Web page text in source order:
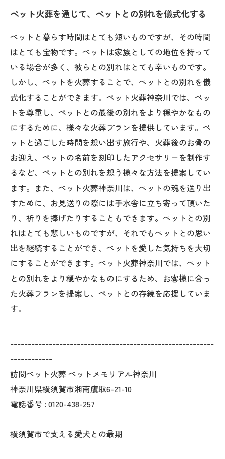
ペット火葬を通じて、ペットとの別れを儀式化する
ペットと暮らす時間はとても短いものですが、その時間
はとても宝物です。ペットは家族としての地位を持って
いる場合が多く、彼らとの別れはとても辛いものです。
しかし、ペットを火葬することで、ペットとの別れを儀
式化することができます。ペット火葬神奈川では、ペッ
トを尊重し、ペットとの最後の別れをより穏やかなもの
にするために、様々な火葬プランを提供しています。ペ
ットと過ごした時間を想い出す旅行や、火葬後のお骨の
お迎え、ペットの名前を刻印したアクセサリーを制作す
るなど、ペットとの別れを想う様々な方法を提案してい
ます。また、ペット火葬神奈川は、ペットの魂を送り出
すために、お見送りの際には手水舎に立ち寄って頂いた
り、祈りを捧げたりすることもできます。ペットとの別
れはとても悲しいものですが、それでもペットとの思い
出を継続することができ、ペットを愛した気持ちを大切
にすることができます。ペット火葬神奈川では、ペット
との別れをより穏やかなものにするため、お客様に合っ
た火葬プランを提案し、ペットとの存続を応援していま
す。
----------------------------------------------------------
------------
訪問ペット火葬 ペットメモリアル神奈川
神奈川県横須賀市湘南鷹取6-21-10
電話番号 : 0120-438-257
横須賀市で支える愛犬との最期